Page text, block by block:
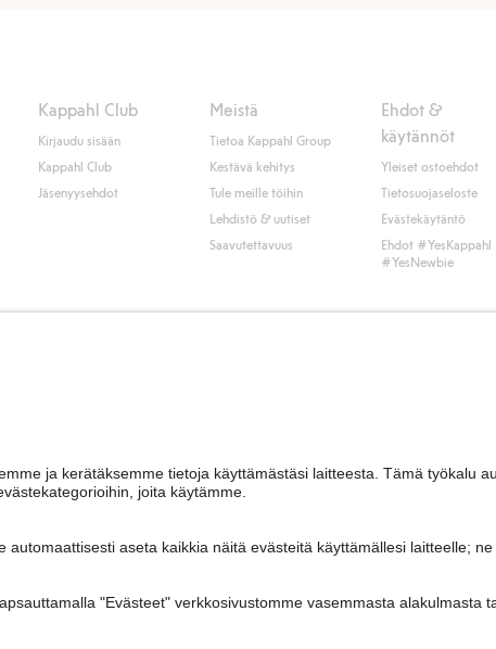
Kappahl Club
Kirjaudu sisään
Kappahl Club
Jäsenyysehdot
Meistä
Tietoa Kappahl Group
Kestävä kehitys
Tule meille töihin
Lehdistö & uutiset
Saavutettavuus
Ehdot &
käytännöt
Yleiset ostoehdot
Tietosuojaseloste
Evästekäytäntö
Ehdot #YesKappahl
#YesNewbie